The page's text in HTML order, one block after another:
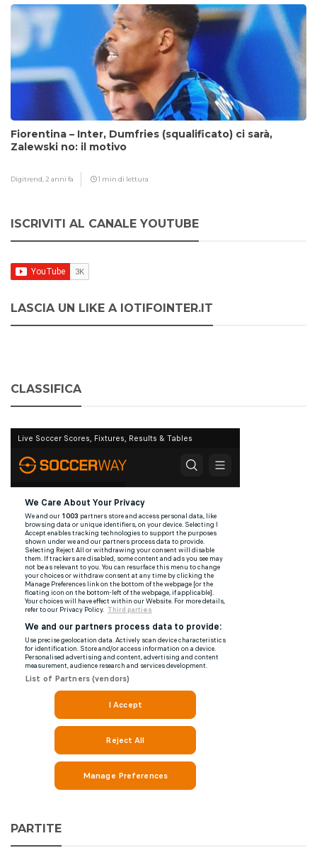
Fiorentina – Inter, Dumfries (squalificato) ci sarà,
Zalewski no: il motivo
Digitrend, 2 anni fa 1 min di lettura
ISCRIVITI AL CANALE YOUTUBE
LASCIA UN LIKE A IOTIFOINTER.IT
CLASSIFICA
PARTITE